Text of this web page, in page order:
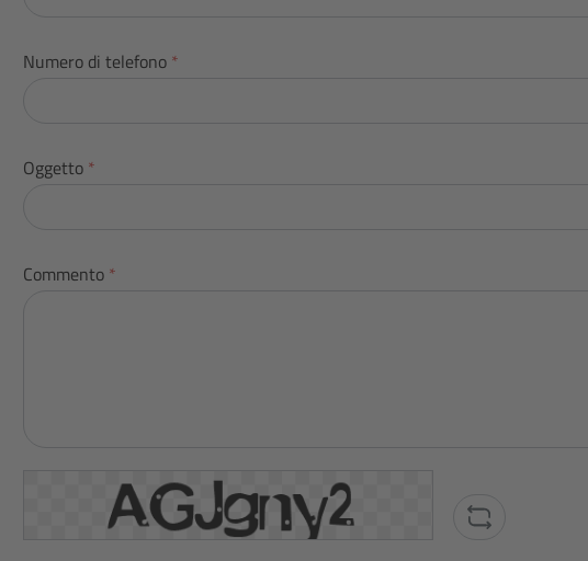
Numero di telefono *
Oggetto *
Commento *